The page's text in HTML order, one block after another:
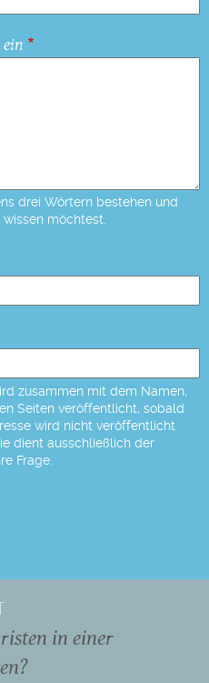
drei Wörtern bestehen und
möchtest.
zusammen mit dem Namen,
Seiten veröffentlicht, sobald
wird nicht veröffentlicht
dient ausschließlich der
Frage.
in einer